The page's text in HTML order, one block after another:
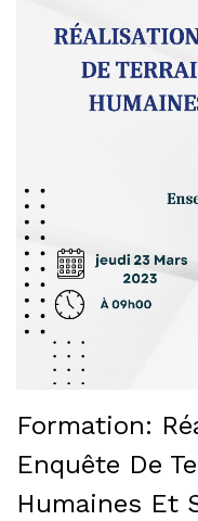
Formation:
Enquête De
Humaines Et